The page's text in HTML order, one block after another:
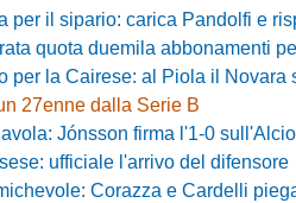
carica Pandolfi e risposta da record degli
abbonamenti per il prossimo
al Piola il Novara s’impone 2-0 con super
27enne dalla Serie B
Jónsson firma l'1-0 sull'Alcione Milano
l'arrivo del difensore Riccardo Idda
e Cardelli piegano lo Scandicci per 1-